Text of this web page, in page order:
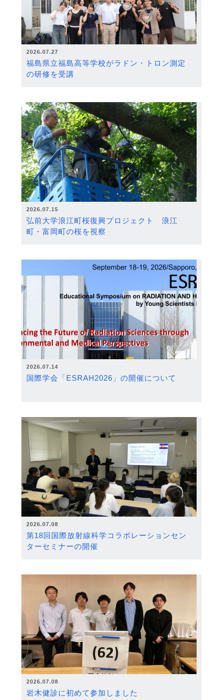
2026.07.27
福島県立福島高等学校がラドン・トロン測定
の研修を受講
2026.07.15
弘前大学浪江町桜復興プロジェクト 浪江
町・富岡町の桜を視察
2026.07.14
国際学会「ESRAH2026」の開催について
2026.07.08
第18回国際放射線科学コラボレーションセン
ターセミナーの開催
2026.07.08
岩木健診に初めて参加しました